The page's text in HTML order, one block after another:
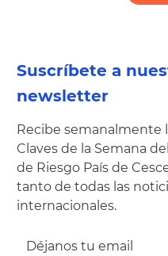
Suscríbete a
newsletter
Recibe semanalmente
Claves de la Semana
de Riesgo País de
tanto de todas las
internacionales.